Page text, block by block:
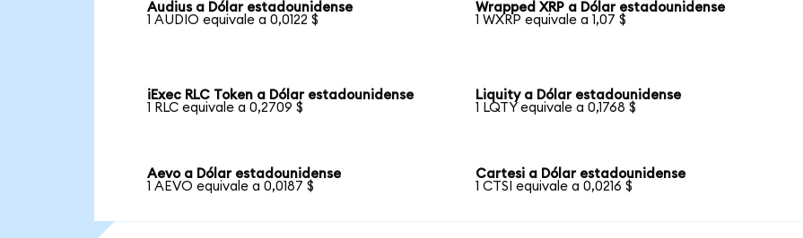
Audius a Dólar estadounidense
1 AUDIO equivale a 0,0122 $
Wrapped XRP a Dólar estadounidense
1 WXRP equivale a 1,07 $
iExec RLC Token a Dólar estadounidense
1 RLC equivale a 0,2709 $
Liquity a Dólar estadounidense
1 LQTY equivale a 0,1768 $
Aevo a Dólar estadounidense
1 AEVO equivale a 0,0187 $
Cartesi a Dólar estadounidense
1 CTSI equivale a 0,0216 $